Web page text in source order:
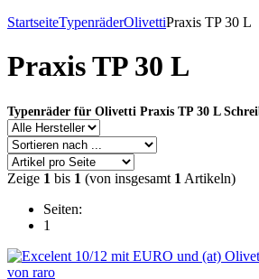
StartseiteTypenräderOlivettiPraxis TP 30 L
Praxis TP 30 L
Typenräder für Olivetti Praxis TP 30 L
Zeige 1 bis 1 (von insgesamt 1 Artikeln)
Seiten:
1